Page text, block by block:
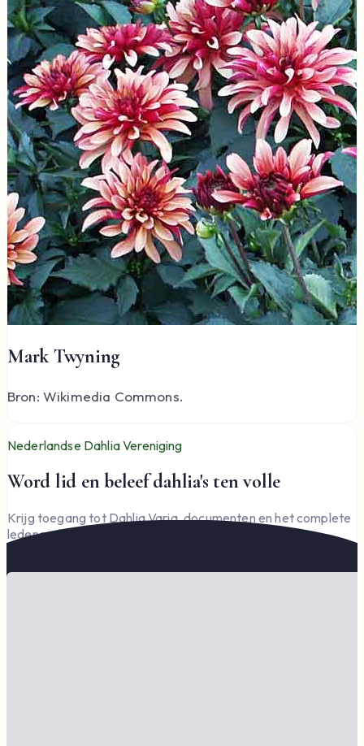
Mark Twyning
Bron: Wikimedia Commons.
Nederlandse Dahlia Vereniging
Word lid en beleef dahlia's ten volle
Krijg toegang tot Dahlia Varia, documenten en het complete
ledengedeelte — en steun de vereniging.